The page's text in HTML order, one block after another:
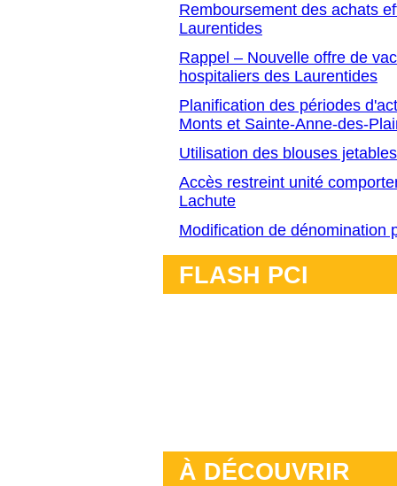
Remboursement des achats
Laurentides
Rappel – Nouvelle offre de
hospitaliers des Laurentides
Planification des périodes
Monts et Sainte-Anne-des-
Utilisation des blouses
Accès restreint unité
Lachute
Modification de dénomination
FLASH PCI
À DÉCOUVRIR